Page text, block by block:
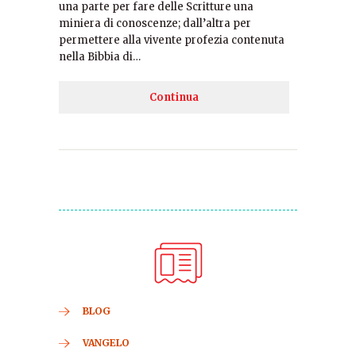
una parte per fare delle Scritture una
miniera di conoscenze; dall’altra per
permettere alla vivente profezia contenuta
nella Bibbia di…
Continua
BLOG
VANGELO